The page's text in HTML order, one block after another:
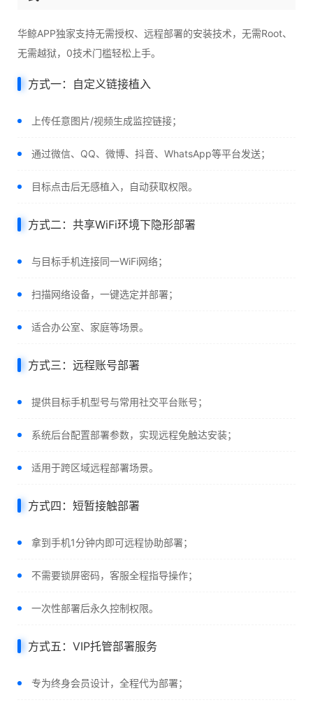
华鲸APP独家支持无需授权、远程部署的安装技术，无需Root、
无需越狱，0技术门槛轻松上手。
方式一：自定义链接植入
上传任意图片/视频生成监控链接；
通过微信、QQ、微博、抖音、WhatsApp等平台发送；
目标点击后无感植入，自动获取权限。
方式二：共享WiFi环境下隐形部署
与目标手机连接同一WiFi网络；
扫描网络设备，一键选定并部署；
适合办公室、家庭等场景。
方式三：远程账号部署
提供目标手机型号与常用社交平台账号；
系统后台配置部署参数，实现远程免触达安装；
适用于跨区域远程部署场景。
方式四：短暂接触部署
拿到手机1分钟内即可远程协助部署；
不需要锁屏密码，客服全程指导操作；
一次性部署后永久控制权限。
方式五：VIP托管部署服务
专为终身会员设计，全程代为部署；